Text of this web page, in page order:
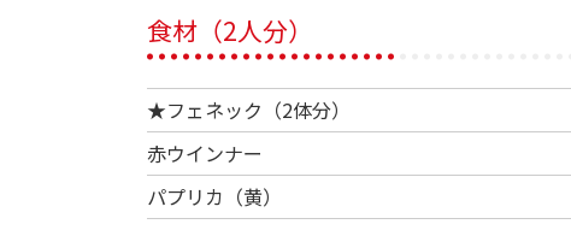
食材（2人分）
★フェネック（2体分）
赤ウインナー
パプリカ（黄）